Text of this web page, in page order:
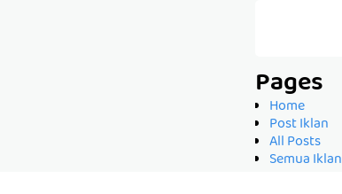
Pages
Home
Post Iklan
All Posts
Semua Iklan